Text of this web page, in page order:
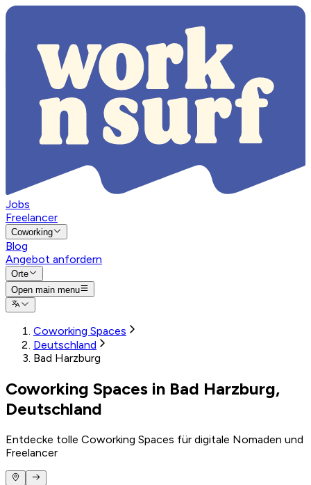
Jobs
Freelancer
Coworking
Blog
Angebot anfordern
Orte
Open main menu
Coworking Spaces
Deutschland
Bad Harzburg
Coworking Spaces in Bad Harzburg,
Deutschland
Entdecke tolle Coworking Spaces für digitale Nomaden und
Freelancer